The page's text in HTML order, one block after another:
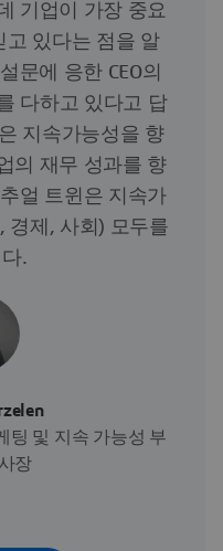
기업이 가장 중요
고 있다는 점을 알
문에 응한 CEO의
다하고 있다고 답
지속가능성을 향
의 재무 성과를 향
얼 트윈은 지속가
경제, 사회) 모두를
.
팅 및 지속 가능성 부
장